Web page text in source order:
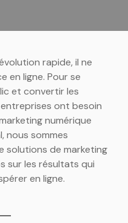
rapide, il ne
en ligne. Pour se
et convertir les
ont besoin
numérique
nous sommes
solutions de marketing
sur les résultats qui
en ligne.